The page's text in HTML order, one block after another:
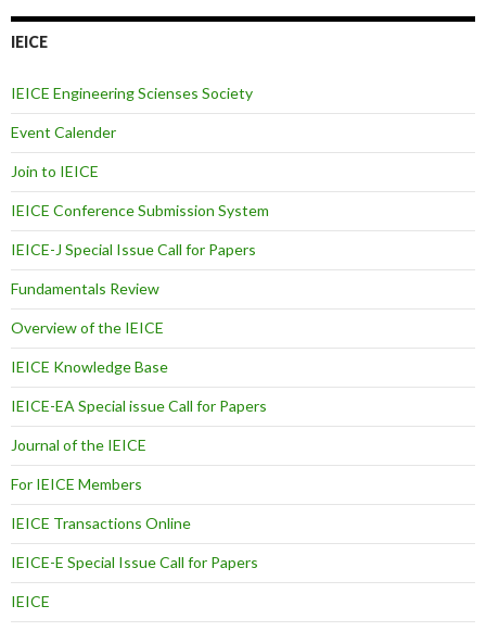
IEICE
IEICE Engineering Scienses Society
Event Calender
Join to IEICE
IEICE Conference Submission System
IEICE-J Special Issue Call for Papers
Fundamentals Review
Overview of the IEICE
IEICE Knowledge Base
IEICE-EA Special issue Call for Papers
Journal of the IEICE
For IEICE Members
IEICE Transactions Online
IEICE-E Special Issue Call for Papers
IEICE